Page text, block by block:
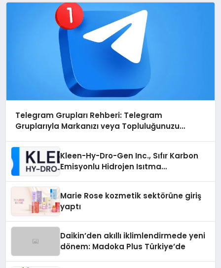
Telegram Grupları Rehberi: Telegram
Gruplarıyla Markanızı veya Topluluğunuzu
Kleen-Hy-Dro-Gen Inc., Sıfır Karbon
Emisyonlu Hidrojen Isıtma
Marie Rose kozmetik sektörüne giriş
yaptı
Daikin’den akıllı iklimlendirmede yeni
dönem: Madoka Plus Türkiye’de